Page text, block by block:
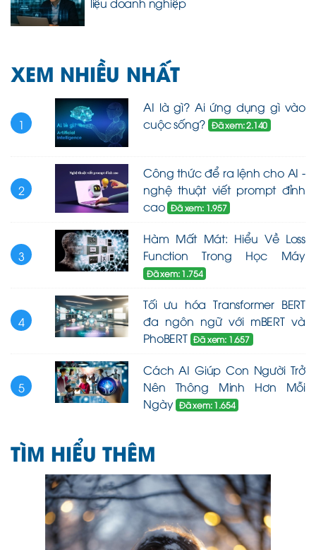
XEM NHIỀU NHẤT
1
AI là gì? Ai ứng dụng gì vào
cuộc sống? Đã xem: 2.140
2
Công thức để ra lệnh cho AI -
nghệ thuật viết prompt đỉnh
cao Đã xem: 1.957
3
Hàm Mất Mát: Hiểu Về Loss
Function Trong Học Máy
Đã xem: 1.754
4
Tối ưu hóa Transformer BERT
đa ngôn ngữ với mBERT và
PhoBERT Đã xem: 1.657
5
Cách AI Giúp Con Người Trở
Nên Thông Minh Hơn Mỗi
Ngày Đã xem: 1.654
TÌM HIỂU THÊM